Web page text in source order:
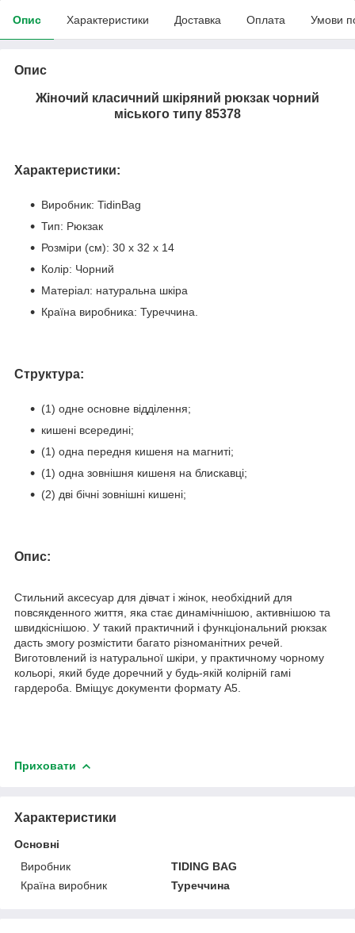
Опис Характеристики Доставка Оплата Умови
Опис
Жіночий класичний шкіряний рюкзак чорний
міського типу 85378
Характеристики:
Виробник: TidinBag
Тип: Рюкзак
Розміри (см): 30 х 32 х 14
Колір: Чорний
Матеріал: натуральна шкіра
Країна виробника: Туреччина.
Структура:
(1) одне основне відділення;
кишені всередині;
(1) одна передня кишеня на магниті;
(1) одна зовнішня кишеня на блискавці;
(2) дві бічні зовнішні кишені;
Опис:
Стильний аксесуар для дівчат і жінок, необхідний для
повсякденного життя, яка стає динамічнішою, активнішою та
швидкіснішою. У такий практичний і функціональний рюкзак
дасть змогу розмістити багато різноманітних речей.
Виготовлений із натуральної шкіри, у практичному чорному
кольорі, який буде доречний у будь-якій колірній гамі
гардероба. Вміщує документи формату А5.
Приховати
Характеристики
Основні
Виробник
TIDING BAG
Країна виробник
Туреччина